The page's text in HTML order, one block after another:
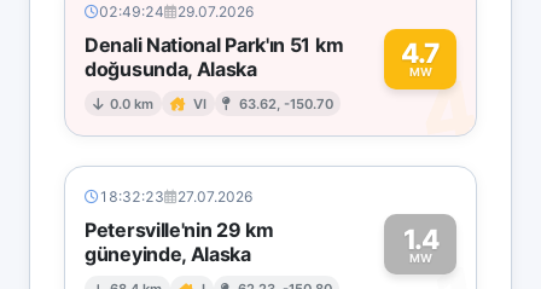
02:49:24 29.07.2026
Denali National Park'ın 51 km
doğusunda, Alaska
0.0 km VI 63.62, -150.70
4.7
MW
4
18:32:23 27.07.2026
Petersville'nin 29 km
güneyinde, Alaska
1.4
MW